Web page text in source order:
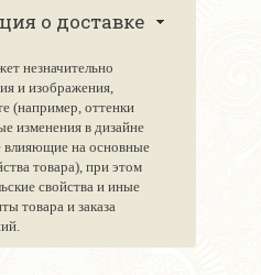
о доставке
незначительно
и изображения,
(например, оттенки
изменения в дизайне
влияющие на основные
товара), при этом
свойства и иные
товара и заказа